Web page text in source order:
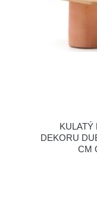
KULATÝ
DEKORU
CM